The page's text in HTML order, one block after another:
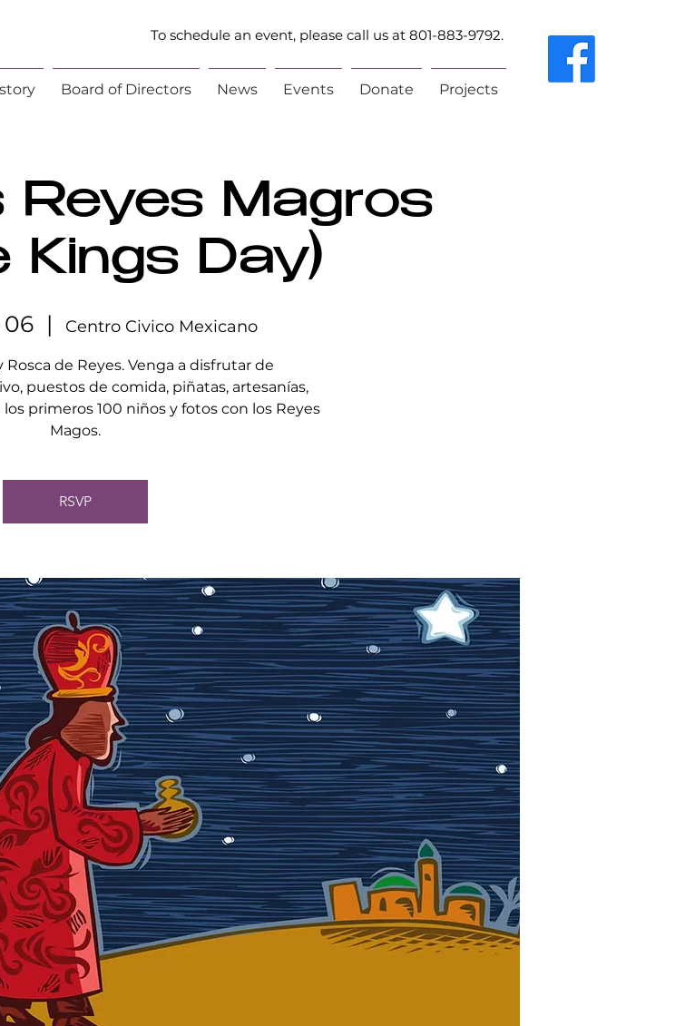
To schedule an event, please call us at 801-883-9792.
Board of Directors News Events Donate Projects
Reyes Magros
Kings Day)
06
  |
Centro Civico Mexicano
de Reyes. Venga a disfrutar de
puestos de comida, piñatas, artesanías,
primeros 100 niños y fotos con los Reyes
Magos.
RSVP